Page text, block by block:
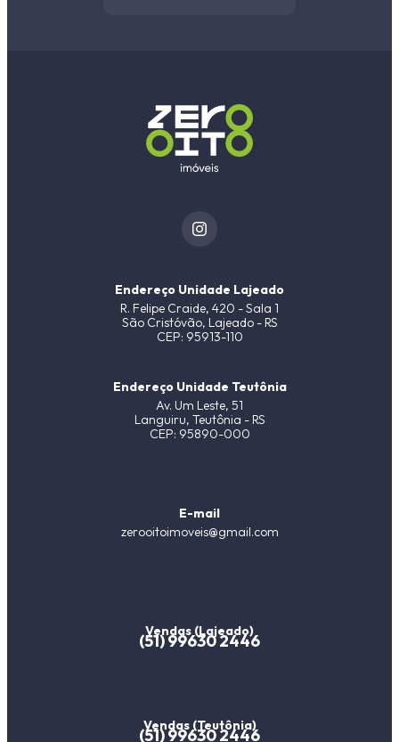
Endereço Unidade Lajeado
R. Felipe Craide, 420 - Sala 1
São Cristóvão, Lajeado - RS
CEP: 95913-110
Endereço Unidade Teutônia
Av. Um Leste, 51
Languiru, Teutônia - RS
CEP: 95890-000
E-mail
zerooitoimoveis@gmail.com
Vendas (Lajeado)
(51) 99630 2446
Vendas (Teutônia)
(51) 99630 2446